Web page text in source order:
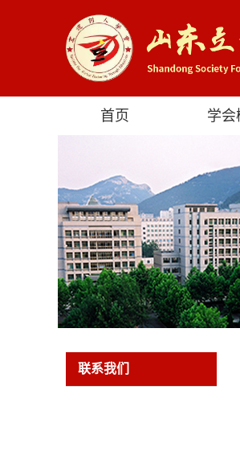
首页 学会
联系我们